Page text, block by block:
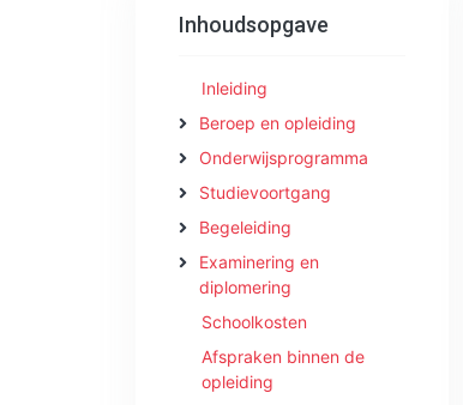
Inhoudsopgave
Inleiding
Beroep en opleiding
Onderwijsprogramma
Studievoortgang
Begeleiding
Examinering en
diplomering
Schoolkosten
Afspraken binnen de
opleiding